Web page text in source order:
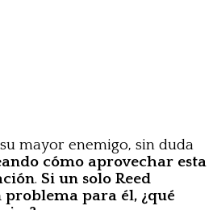
mayor enemigo, sin duda
cómo aprovechar esta
. Si un solo Reed
problema para él, ¿qué